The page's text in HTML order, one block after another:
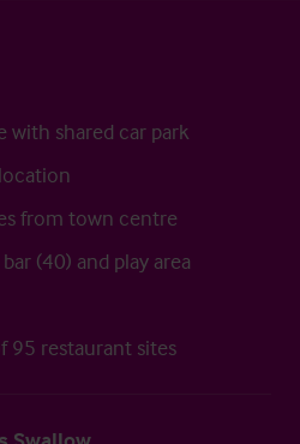
with shared car park
from town centre
(40) and play area
95 restaurant sites